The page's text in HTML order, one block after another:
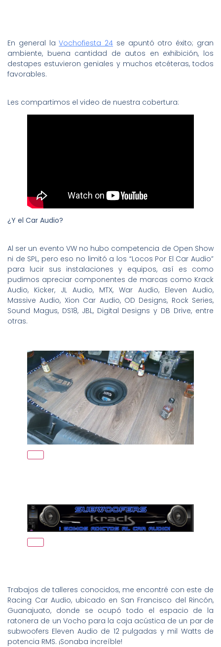
En general laVochofiesta 24 se apuntó otro éxito; gran
ambiente, buena cantidad de autos en exhibición, los
destapes estuvieron geniales y muchos etcéteras, todos
favorables.
Les compartimos el video de nuestra cobertura:
¿Y el Car Audio?
Al ser un evento VW no hubo competencia de Open Show
ni de SPL, pero eso no limitó a los “Locos Por El Car Audio”
para lucir sus instalaciones y equipos, así es como
pudimos apreciar componentes de marcas como Krack
Audio, Kicker, JL Audio, MTX, War Audio, Eleven Audio,
Massive Audio, Xion Car Audio, OD Designs, Rock Series,
Sound Magus, DS18, JBL, Digital Designs y DB Drive, entre
otras.
Trabajos de talleres conocidos, me encontré con este de
Racing Car Audio, ubicado en San Francisco del Rincón,
Guanajuato, donde se ocupó todo el espacio de la
ratonera de un Vocho para la caja acústica de un par de
subwoofers Eleven Audio de 12 pulgadas y mil Watts de
potencia RMS. ¡Sonaba increíble!